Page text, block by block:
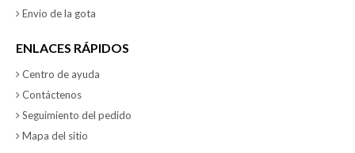
Envio de la gota
ENLACES RÁPIDOS
Centro de ayuda
Contáctenos
Seguimiento del pedido
Mapa del sitio